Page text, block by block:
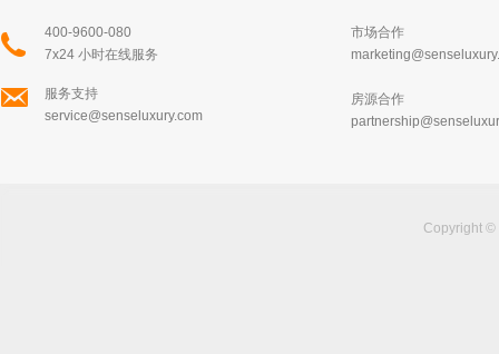
400-9600-080
7x24 小时在线服务
服务支持
service@senseluxury.com
市场合作
房源合作
Copyright ©